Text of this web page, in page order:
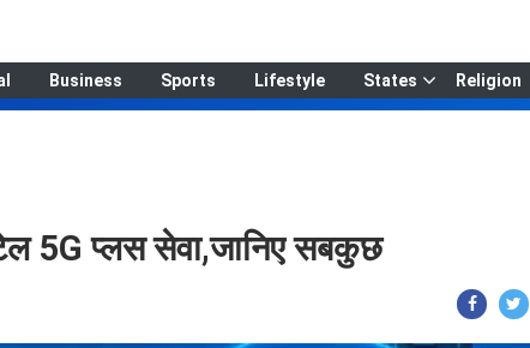
Business Sports Lifestyle States Religion
5G प्लस सेवा,जानिए सबकुछ